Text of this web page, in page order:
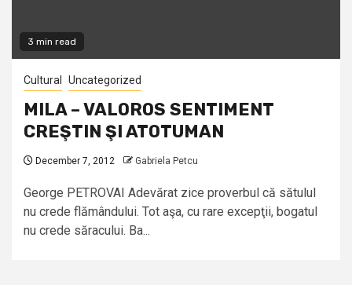
3 min read
Cultural Uncategorized
MILA – VALOROS SENTIMENT
CREŞTIN ŞI ATOTUMAN
December 7, 2012 Gabriela Petcu
George PETROVAI Adevărat zice proverbul că sătulul
nu crede flămândului. Tot aşa, cu rare excepţii, bogatul
nu crede săracului. Ba...